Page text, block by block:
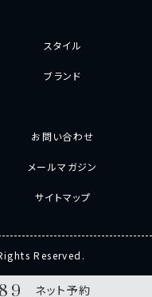
スタイル
ブランド
お問い合わせ
メールマガジン
サイトマップ
Reserved.
ネット予約